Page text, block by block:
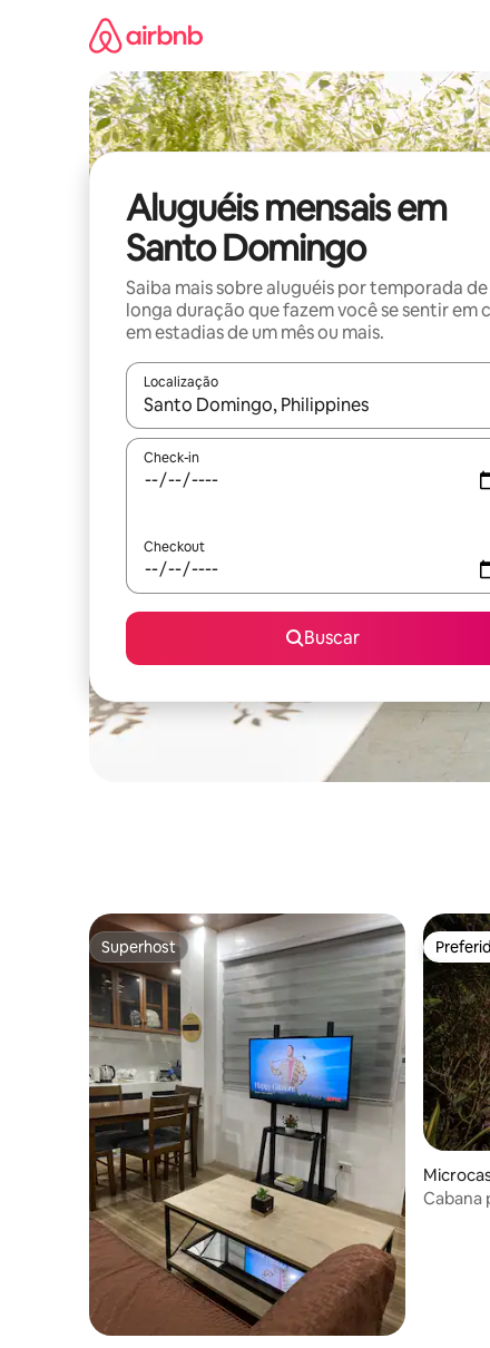
Aluguéis mensais em
Santo Domingo
Saiba mais sobre aluguéis por temporada de
longa duração que fazem você se sentir em
em estadias de um mês ou mais.
Localização
Quando os resultados estiverem disponíveis,
Check-in
Checkout
Buscar
Superhost
Superhost
Cabana